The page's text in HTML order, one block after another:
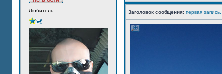
Любитель Заголовок сообщения: первая